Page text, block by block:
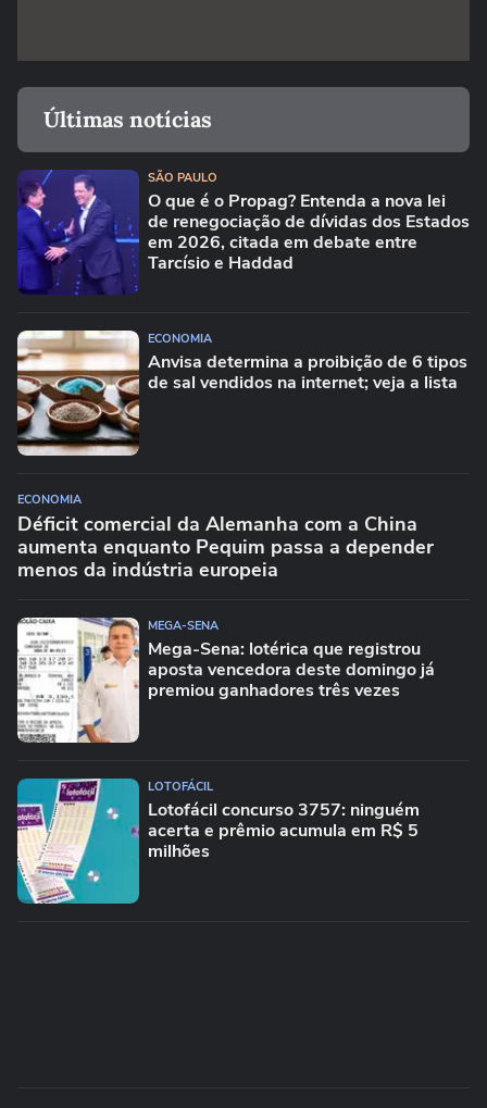
Últimas notícias
SÃO PAULO
O que é o Propag? Entenda a nova lei
de renegociação de dívidas dos Estados
em 2026, citada em debate entre
Tarcísio e Haddad
ECONOMIA
Anvisa determina a proibição de 6 tipos
de sal vendidos na internet; veja a lista
ECONOMIA
Déficit comercial da Alemanha com a China
aumenta enquanto Pequim passa a depender
menos da indústria europeia
MEGA-SENA
Mega-Sena: lotérica que registrou
aposta vencedora deste domingo já
premiou ganhadores três vezes
LOTOFÁCIL
Lotofácil concurso 3757: ninguém
acerta e prêmio acumula em R$ 5
milhões